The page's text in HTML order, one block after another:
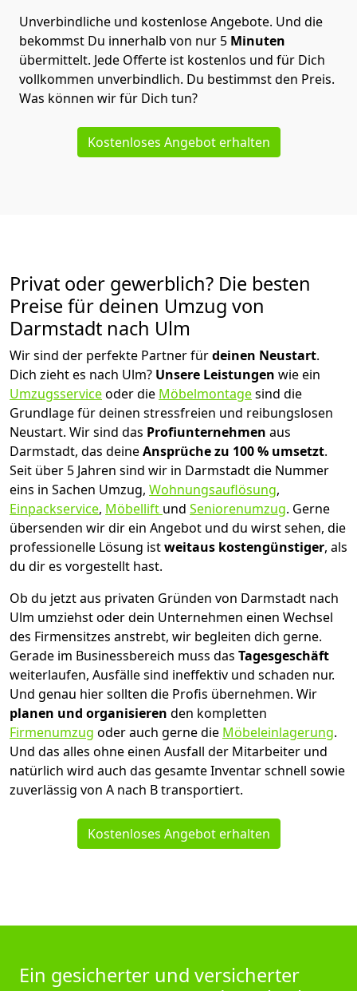
Unverbindliche und kostenlose Angebote. Und die
bekommst Du innerhalb von nur 5 Minuten
übermittelt. Jede Offerte ist kostenlos und für Dich
vollkommen unverbindlich. Du bestimmst den Preis.
Was können wir für Dich tun?
Kostenloses Angebot erhalten
Privat oder gewerblich? Die besten
Preise für deinen Umzug von
Darmstadt nach Ulm
Wir sind der perfekte Partner fürdeinen Neustart.
Dich zieht es nach Ulm? Unsere Leistungen wie ein
Umzugsserviceoder die Möbelmontagesind die
Grundlage für deinen stressfreien und reibungslosen
Neustart. Wir sind das Profiunternehmen aus
Darmstadt, das deineAnsprüche zu 100 % umsetzt.
Seit über 5 Jahren sind wir in Darmstadt die Nummer
eins in Sachen Umzug, Wohnungsauflösung,
Einpackservice, Möbellift und Seniorenumzug. Gerne
übersenden wir dir ein Angebot und du wirst sehen, die
professionelle Lösung istweitaus kostengünstiger, als
du dir es vorgestellt hast.
Ob du jetzt aus privaten Gründen von Darmstadt nach
Ulm umziehst oder dein Unternehmen einen Wechsel
des Firmensitzes anstrebt, wir begleiten dich gerne.
Gerade im Businessbereich muss das Tagesgeschäft
weiterlaufen, Ausfälle sind ineffektiv und schaden nur.
Und genau hier sollten die Profis übernehmen. Wir
planen und organisieren den kompletten
Firmenumzug oder auch gerne die Möbeleinlagerung.
Und das alles ohne einen Ausfall der Mitarbeiter und
natürlich wird auch das gesamte Inventar schnell sowie
zuverlässig von A nach B transportiert.
Kostenloses Angebot erhalten
Ein gesicherter und versicherter